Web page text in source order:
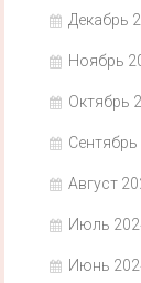
Декабрь
Ноябрь
Октябрь
Август
Июль
Июнь